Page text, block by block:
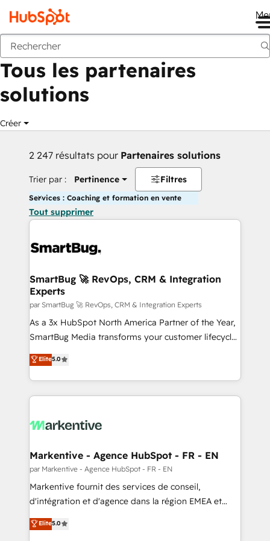
Retour
Tous les partenaires
solutions
Créer
2 247 résultats pour Partenaires solutions
Trier par : Pertinence Filtres
Services : Coaching et formation en vente
Tout supprimer
SmartBug 🚀 RevOps, CRM & Integration
Experts
par SmartBug 🚀 RevOps, CRM & Integration Experts
As a 3x HubSpot North America Partner of the Year,
SmartBug Media transforms your customer lifecycle
into a revenue engine. Our unified ecosystem
includes specialized divisions Globalia (AI &
Software) and Point Success Media (Paid Media),
making this the official home for all three brands. 🔄
and system integrations powered by Globalia’s
trainers to drive platform adoption. 📈 Revenue
Generation - Full-funnel marketing and high-
performance advertising via Point Success Media. -
Expert deployment of Breeze AI and custom agents
accreditations and deep HIPAA-compliance
Elite5.0
Markentive - Agence HubSpot - FR - EN
par Markentive - Agence HubSpot - FR - EN
Markentive fournit des services de conseil,
d'intégration et d'agence dans la région EMEA et
North America. Avec plus de 115 experts en
marketing automation, Growth, Revops, CRM et
Elite5.0